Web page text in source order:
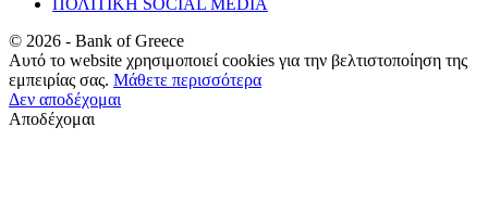
© 2026 - Bank of Greece
Αυτό το website χρησιμοποιεί cookies για την βελτιστοποίηση της
εμπειρίας σας. Μάθετε περισσότερα
Δεν αποδέχομαι
Αποδέχομαι